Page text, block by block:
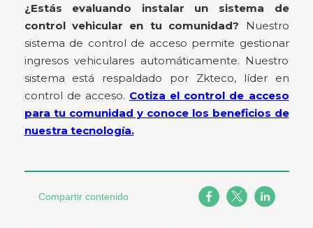
¿Estás evaluando instalar un sistema de
control vehicular en tu comunidad? Nuestro
sistema de control de acceso permite gestionar
ingresos vehiculares automáticamente. Nuestro
sistema está respaldado por Zkteco, líder en
control de acceso. Cotiza el control de acceso
para tu comunidad y conoce los beneficios de
nuestra tecnología.
Compartir contenido